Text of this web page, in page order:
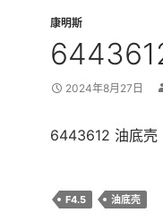
康明斯
2024年8月27日
6443612 油底壳
F4.5 油底壳